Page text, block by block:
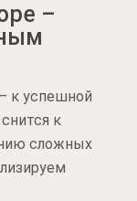
–
к успешной
к
сложных